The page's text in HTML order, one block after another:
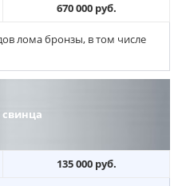
670 000 руб.
лома бронзы, в том числе
135 000 руб.